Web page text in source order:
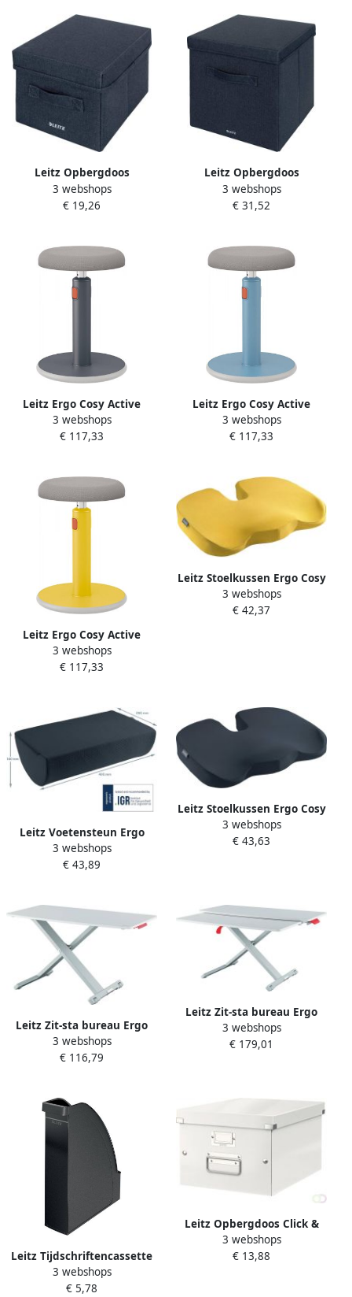
Leitz Opbergdoos
gestoffeerd met deksel
190x160x285mm grijs 2 st
3 webshops
€ 19,26
Leitz Opbergdoos
gestoffeerd met deksel
330x325x380mm grijs 2 st
3 webshops
€ 31,52
Leitz Ergo Cosy Active
Gecapitonneerde zitting
3 webshops
€ 117,33
Leitz Ergo Cosy Active
Gecapitonneerde zitting
3 webshops
€ 117,33
Leitz Ergo Cosy Active
Gecapitonneerde zitting
3 webshops
€ 117,33
Leitz Stoelkussen Ergo Cosy
geel
3 webshops
€ 42,37
Leitz Voetensteun Ergo
Cosy grijs
3 webshops
€ 43,89
Leitz Stoelkussen Ergo Cosy
grijs
3 webshops
€ 43,63
Leitz Zit-sta bureau Ergo
Cosy
3 webshops
€ 116,79
Leitz Zit-sta bureau Ergo
Cosy met schuiflade
3 webshops
€ 179,01
Leitz Tijdschriftencassette
plus A4 zwart
3 webshops
€ 5,78
Leitz Opbergdoos Click &
Store WOW middel
gerecycled karton
3 webshops
€ 13,88